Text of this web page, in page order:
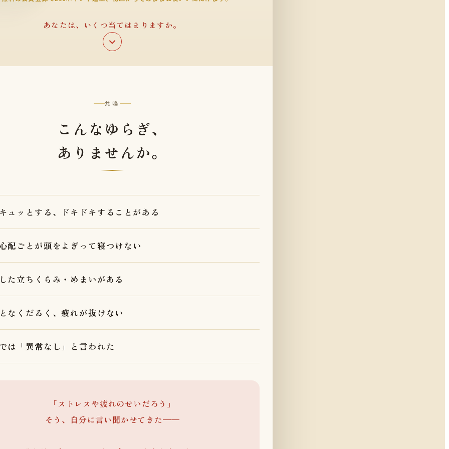
あなたは、いくつ当てはまりますか。
共鳴
こんなゆらぎ、
ありませんか。
ュッとする、ドキドキすることがある
配ごとが頭をよぎって寝つけない
た立ちくらみ・めまいがある
なくだるく、疲れが抜けない
は「異常なし」と言われた
「ストレスや疲れのせいだろう」
そう、自分に言い聞かせてきた——